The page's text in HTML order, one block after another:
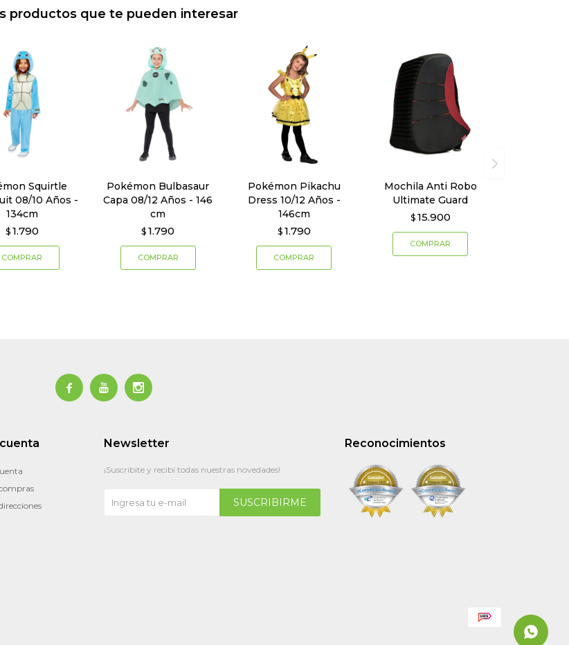
productos que te pueden interesar
Squirtle
08/10 Años -
134cm
$ 1.790
Pokémon Bulbasaur
Capa 08/12 Años - 146
cm
$ 1.790
Pokémon Pikachu
Dress 10/12 Años -
146cm
$ 1.790
Mochila Anti Robo
Ultimate Guard
$ 15.900
  
Reconocimientos
Newsletter
¡Suscribite y recibí todas nuestras novedades!
SUSCRIBIRME